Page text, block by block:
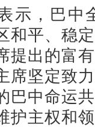
示，巴中
和平、稳
提出的富
席坚定致
巴中命运
护主权和